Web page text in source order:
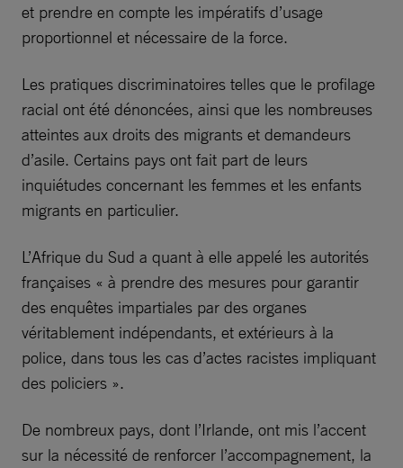
et prendre en compte les impératifs d’usage
proportionnel et nécessaire de la force.
Les pratiques discriminatoires telles que le profilage
racial ont été dénoncées, ainsi que les nombreuses
atteintes aux droits des migrants et demandeurs
d’asile. Certains pays ont fait part de leurs
inquiétudes concernant les femmes et les enfants
migrants en particulier.
L’Afrique du Sud a quant à elle appelé les autorités
françaises « à prendre des mesures pour garantir
des enquêtes impartiales par des organes
véritablement indépendants, et extérieurs à la
police, dans tous les cas d’actes racistes impliquant
des policiers ».
De nombreux pays, dont l’Irlande, ont mis l’accent
sur la nécessité de renforcer l’accompagnement, la